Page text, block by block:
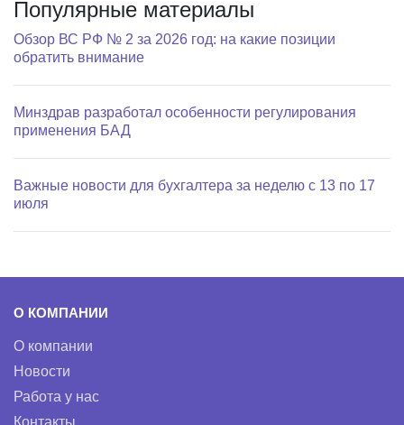
Популярные материалы
Обзор ВС РФ № 2 за 2026 год: на какие позиции
обратить внимание
Минздрав разработал особенности регулирования
применения БАД
Важные новости для бухгалтера за неделю с 13 по 17
июля
О КОМПАНИИ
О компании
Новости
Работа у нас
Контакты